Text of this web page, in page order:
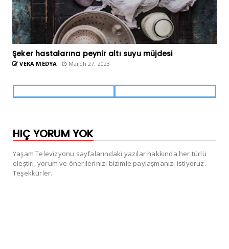
Şeker hastalarına peynir altı suyu müjdesi
VEKA MEDYA March 27, 2023
HIÇ YORUM YOK
Yaşam Televizyonu sayfalarındaki yazılar hakkında her türlü
eleştiri, yorum ve önerilerinizi bizimle paylaşmanızı istiyoruz.
Teşekkürler.